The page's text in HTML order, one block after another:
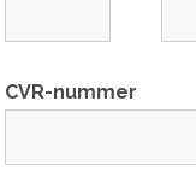
CVR-nummer